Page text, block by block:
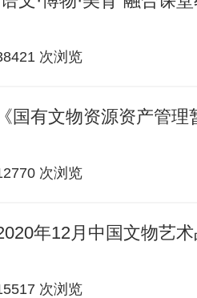
次浏览
《国有文物资源资产管
次浏览
年12月中国文物艺
次浏览